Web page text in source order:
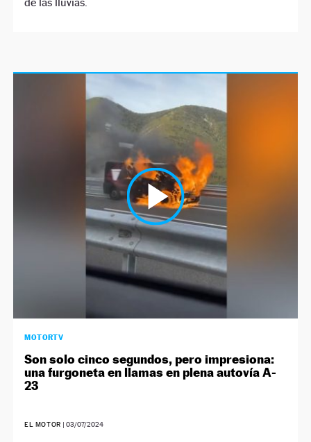
MOTORTV
Son solo cinco segundos, pero impresiona:
una furgoneta en llamas en plena autovía A-
23
EL MOTOR | 03/07/2024